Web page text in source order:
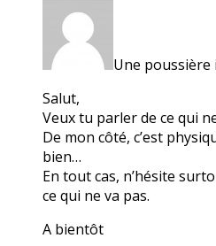
Une poussière
Salut,
Veux tu parler de ce qui
De mon côté, c’est
bien…
En tout cas, n’hésite
ce qui ne va pas.
A bientôt